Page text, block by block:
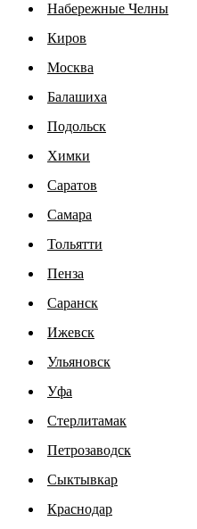
Набережные Челны
Киров
Москва
Балашиха
Подольск
Химки
Саратов
Самара
Тольятти
Пенза
Саранск
Ижевск
Ульяновск
Уфа
Стерлитамак
Петрозаводск
Сыктывкар
Краснодар